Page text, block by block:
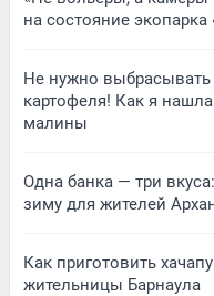
на состояние
Не нужно выбрасывать
картофеля! Как я
малины
Одна банка — три
зиму для жителей
Как приготовить
жительницы Барнаула